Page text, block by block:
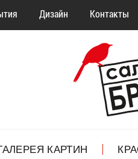
Дизайн Контакты
КАРТИН